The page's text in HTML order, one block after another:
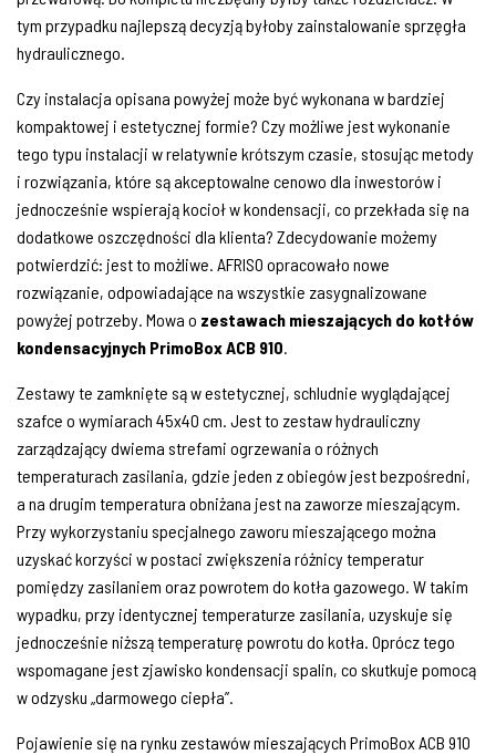
tym przypadku najlepszą decyzją byłoby zainstalowanie sprzęgła
hydraulicznego.
Czy instalacja opisana powyżej może być wykonana w bardziej
kompaktowej i estetycznej formie? Czy możliwe jest wykonanie
tego typu instalacji w relatywnie krótszym czasie, stosując metody
i rozwiązania, które są akceptowalne cenowo dla inwestorów i
jednocześnie wspierają kocioł w kondensacji, co przekłada się na
dodatkowe oszczędności dla klienta? Zdecydowanie możemy
potwierdzić: jest to możliwe. AFRISO opracowało nowe
rozwiązanie, odpowiadające na wszystkie zasygnalizowane
powyżej potrzeby. Mowa o zestawach mieszających do kotłów
kondensacyjnych PrimoBox ACB 910.
Zestawy te zamknięte są w estetycznej, schludnie wyglądającej
szafce o wymiarach 45x40 cm. Jest to zestaw hydrauliczny
zarządzający dwiema strefami ogrzewania o różnych
temperaturach zasilania, gdzie jeden z obiegów jest bezpośredni,
a na drugim temperatura obniżana jest na zaworze mieszającym.
Przy wykorzystaniu specjalnego zaworu mieszającego można
uzyskać korzyści w postaci zwiększenia różnicy temperatur
pomiędzy zasilaniem oraz powrotem do kotła gazowego. W takim
wypadku, przy identycznej temperaturze zasilania, uzyskuje się
jednocześnie niższą temperaturę powrotu do kotła. Oprócz tego
wspomagane jest zjawisko kondensacji spalin, co skutkuje pomocą
w odzysku „darmowego ciepła”.
Pojawienie się na rynku zestawów mieszających PrimoBox ACB 910